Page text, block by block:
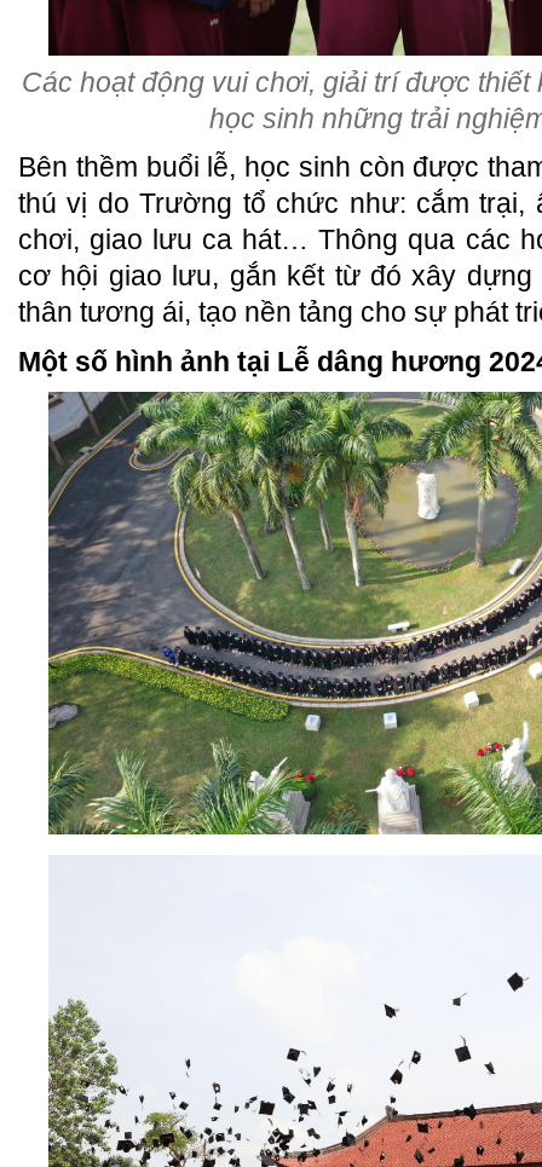
Các hoạt động vui chơi, giải trí được
học sinh những trải
Bên thềm buổi lễ, học sinh còn được
thú vị do Trường tổ chức như: cắm trại,
chơi, giao lưu ca hát… Thông qua các
cơ hội giao lưu, gắn kết từ đó xây
thân tương ái, tạo nền tảng cho sự phát
Một số hình ảnh tại Lễ dâng hương